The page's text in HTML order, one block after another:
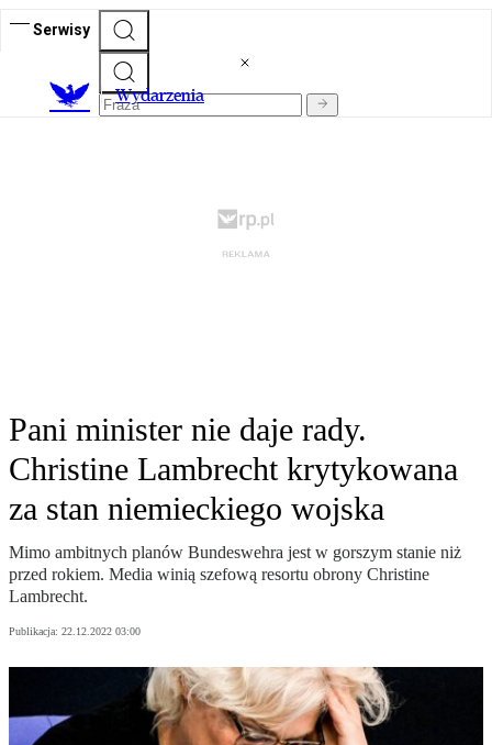
Serwisy
Wydarzenia
Pani minister nie daje rady.
Christine Lambrecht krytykowana
za stan niemieckiego wojska
Mimo ambitnych planów Bundeswehra jest w gorszym stanie niż
przed rokiem. Media winią szefową resortu obrony Christine
Lambrecht.
Publikacja: 22.12.2022 03:00